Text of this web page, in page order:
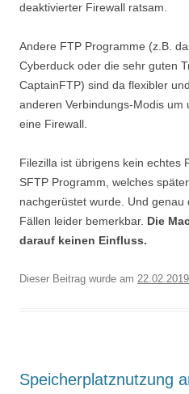
deaktivierter Firewall ratsam.
Andere FTP Programme (z.B.
Cyberduck oder die sehr guten
CaptainFTP) sind da flexibler
anderen Verbindungs-Modis um
eine Firewall.
Filezilla ist übrigens kein echtes
SFTP Programm, welches
nachgerüstet wurde. Und genau
Fällen leider bemerkbar. Die
darauf keinen Einfluss.
Dieser Beitrag wurde am 22.02.2019
Speicherplatznutzung